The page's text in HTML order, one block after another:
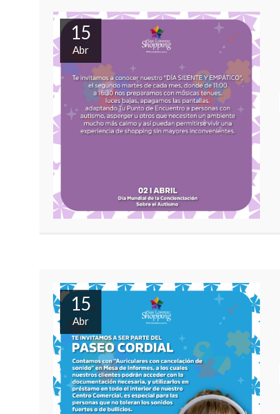
15
Abr
15
Abr